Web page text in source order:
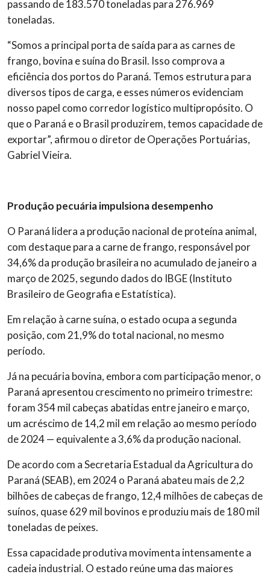
passando de 183.570 toneladas para 276.969
toneladas.
“Somos a principal porta de saída para as carnes de
frango, bovina e suína do Brasil. Isso comprova a
eficiência dos portos do Paraná. Temos estrutura para
diversos tipos de carga, e esses números evidenciam
nosso papel como corredor logístico multipropósito. O
que o Paraná e o Brasil produzirem, temos capacidade de
exportar”, afirmou o diretor de Operações Portuárias,
Gabriel Vieira.
Produção pecuária impulsiona desempenho
O Paraná lidera a produção nacional de proteína animal,
com destaque para a carne de frango, responsável por
34,6% da produção brasileira no acumulado de janeiro a
março de 2025, segundo dados do IBGE (Instituto
Brasileiro de Geografia e Estatística).
Em relação à carne suína, o estado ocupa a segunda
posição, com 21,9% do total nacional, no mesmo
período.
Já na pecuária bovina, embora com participação menor, o
Paraná apresentou crescimento no primeiro trimestre:
foram 354 mil cabeças abatidas entre janeiro e março,
um acréscimo de 14,2 mil em relação ao mesmo período
de 2024 — equivalente a 3,6% da produção nacional.
De acordo com a Secretaria Estadual da Agricultura do
Paraná (SEAB), em 2024 o Paraná abateu mais de 2,2
bilhões de cabeças de frango, 12,4 milhões de cabeças de
suínos, quase 629 mil bovinos e produziu mais de 180 mil
toneladas de peixes.
Essa capacidade produtiva movimenta intensamente a
cadeia industrial. O estado reúne uma das maiores